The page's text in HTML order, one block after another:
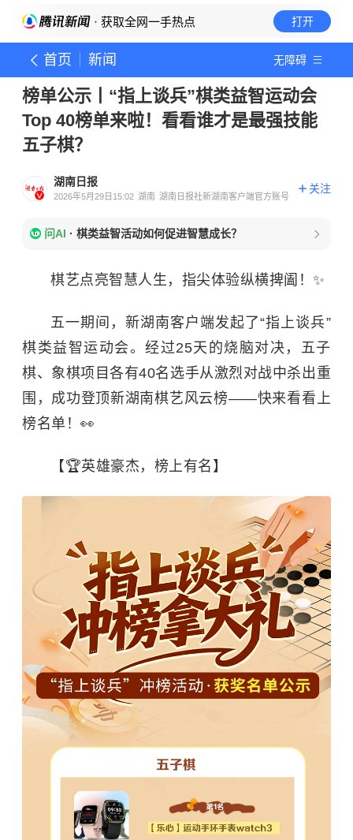
· 获取全网一手热点 打开
首页 新闻 无障碍
榜单公示丨“指上谈兵”棋类益智运动会
Top 40榜单来啦！看看谁才是最强技能
五子棋？
湖南日报
2026年5月29日15:02 湖南 湖南日报社新湖南客户端官方账号
关注
问AI · 棋类益智活动如何促进智慧成长？
棋艺点亮智慧人生，指尖体验纵横捭阖！ ✨
五一期间，新湖南客户端发起了“指上谈兵”
棋类益智运动会。经过25天的烧脑对决，五子
棋、象棋项目各有40名选手从激烈对战中杀出重
围 ，成功登顶新湖南棋艺风云榜——快来看看上
榜名单！ 👀
【 🏆英雄豪杰，榜上有名】